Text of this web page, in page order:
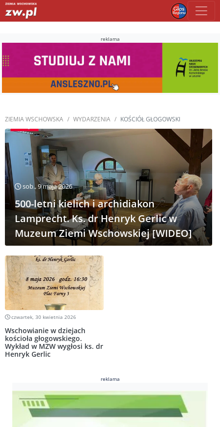
reklama
ZIEMIA WSCHOWSKA WYDARZENIA KOŚCIÓŁ GŁOGOWSKI
sob., 9 maja 2026
500-letni kielich i archidiakon
Lamprecht. Ks. dr Henryk Gerlic w
Muzeum Ziemi Wschowskiej [WIDEO]
czwartek, 30 kwietnia 2026
Wschowianie w dziejach
kościoła głogowskiego.
Wykład w MZW wygłosi ks. dr
Henryk Gerlic
reklama